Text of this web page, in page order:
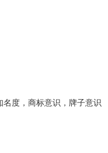
名度，商标意识，牌子意识